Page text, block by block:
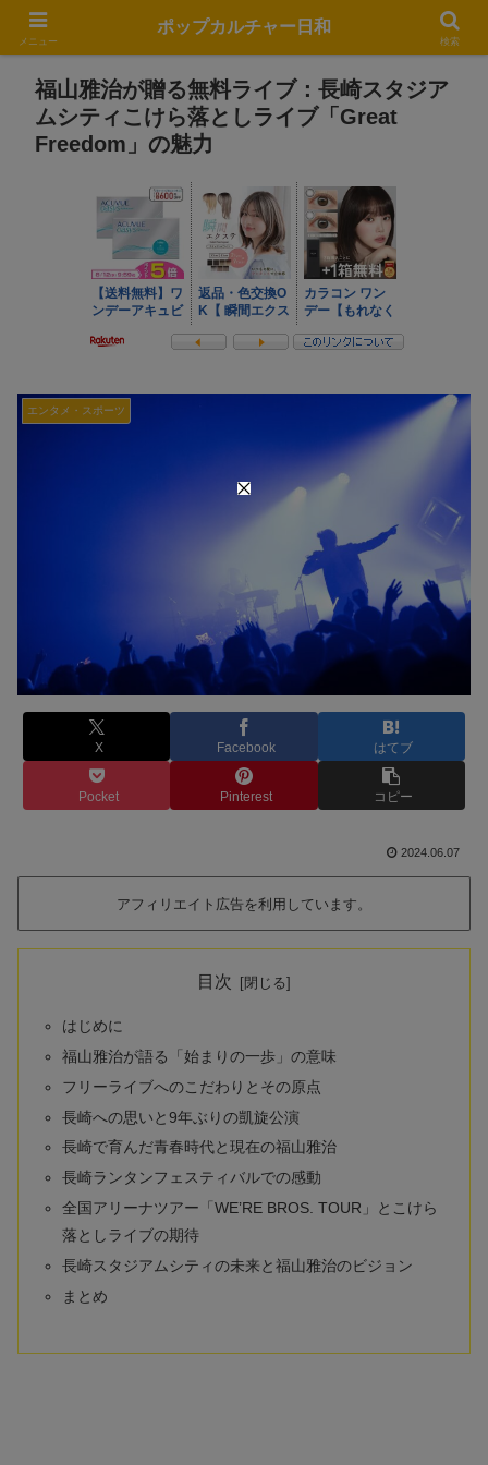
福山雅治が贈る無料ライブ：長崎スタジア
ムシティこけら落としライブ「Great
Freedom」の魅力
エンタメ・スポーツ
X Facebook はてブ
Pocket Pinterest コピー
2024.06.07
アフィリエイト広告を利用しています。
目次
はじめに
福山雅治が語る「始まりの一歩」の意味
フリーライブへのこだわりとその原点
長崎への思いと9年ぶりの凱旋公演
長崎で育んだ青春時代と現在の福山雅治
長崎ランタンフェスティバルでの感動
全国アリーナツアー「WE’RE BROS. TOUR」とこけら
落としライブの期待
長崎スタジアムシティの未来と福山雅治のビジョン
まとめ
メニュー
ポップカルチャー日和
検索